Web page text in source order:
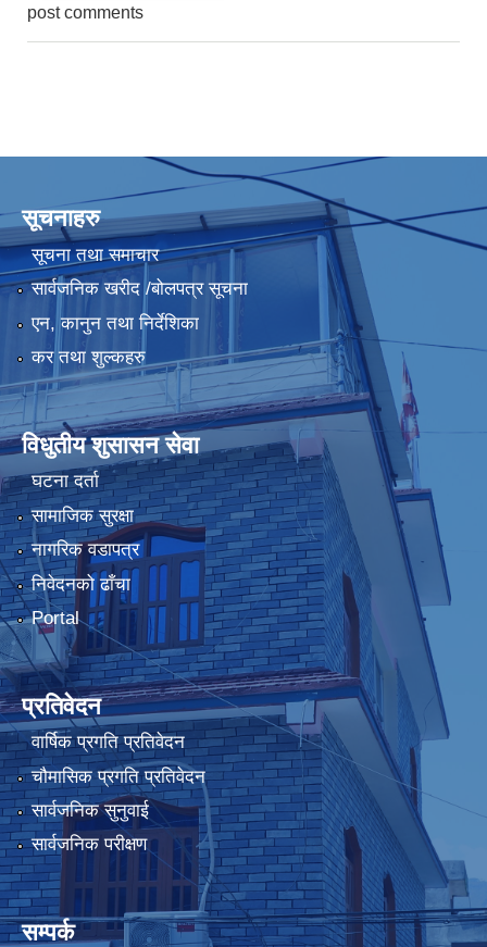
post comments
सूचनाहरु
सूचना तथा समाचार
सार्वजनिक खरीद /बोलपत्र सूचना
एन, कानुन तथा निर्देशिका
कर तथा शुल्कहरु
विधुतीय शुसासन सेवा
घटना दर्ता
सामाजिक सुरक्षा
नागरिक वडापत्र
निवेदनको ढाँचा
Portal
प्रतिवेदन
वार्षिक प्रगति प्रतिवेदन
चौमासिक प्रगति प्रतिवेदन
सार्वजनिक सुनुवाई
सार्वजनिक परीक्षण
सम्पर्क